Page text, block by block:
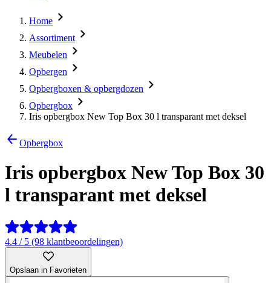
Home
Assortiment
Meubelen
Opbergen
Opbergboxen & opbergdozen
Opbergbox
Iris opbergbox New Top Box 30 l transparant met deksel
Opbergbox
Iris opbergbox New Top Box 30
l transparant met deksel
4.4 / 5 (98 klantbeoordelingen)
Opslaan in Favorieten